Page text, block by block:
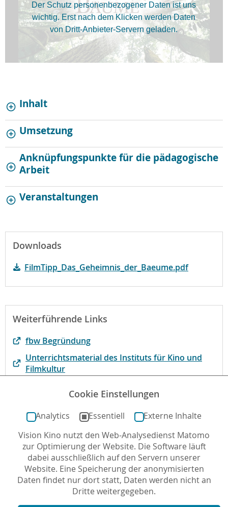
Der Schutz personenbezogener Daten ist uns
wichtig. Erst nach dem Klicken werden Daten
von Dritt-Anbieter-Servern geladen.
Inhalt
Umsetzung
Anknüpfungspunkte für die pädagogische
Arbeit
Veranstaltungen
Downloads
FilmTipp_Das_Geheimnis_der_Baeume.pdf
Weiterführende Links
fbw Begründung
Unterrichtsmaterial des Instituts für Kino und
Filmkultur
Recht bei filmsortiment.de
Autor*in: Sabine Genz , 03.12.2013 , letzte Aktualisierung:
10.01.2019
Cookie Einstellungen
Analytics Essentiell
Externe Inhalte
Vision Kino nutzt den Web-Analysedienst Matomo
zur Optimierung der Website. Die Software läuft
dabei ausschließlich auf den Servern unserer
Website. Eine Speicherung der anonymisierten
Daten findet nur dort statt, Daten werden nicht an
Dritte weitergegeben.